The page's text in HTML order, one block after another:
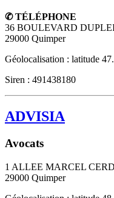
✆ TÉLÉPHONE
36 BOULEVARD
29000 Quimper
Géolocalisation : latitude
Siren : 491438180
ADVISIA
Avocats
1 ALLEE MARCEL
29000 Quimper